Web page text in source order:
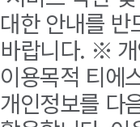
대한 안내를 반
바랍니다. ※
이용목적 티에
개인정보를 다